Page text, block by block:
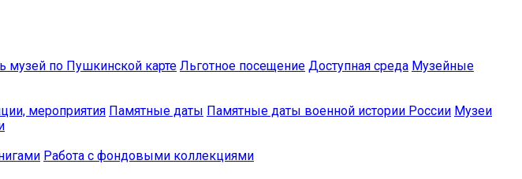
музей по Пушкинской карте Льготное посещение Доступная среда Музейные
мероприятия Памятные даты Памятные даты военной истории России Музеи
Работа с фондовыми коллекциями